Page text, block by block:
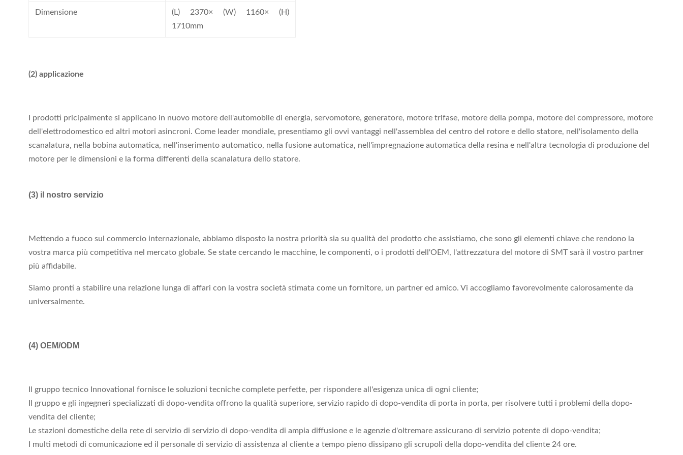
Dimensione
(L) 2370× (W) 1160× (H)
1710mm
(2) applicazione
I prodotti pricipalmente si applicano in nuovo motore dell'automobile di energia, servomotore, generatore, motore trifase, motore della pompa, motore del compressore, motore
dell'elettrodomestico ed altri motori asincroni. Come leader mondiale, presentiamo gli ovvi vantaggi nell'assemblea del centro del rotore e dello statore, nell'isolamento della
scanalatura, nella bobina automatica, nell'inserimento automatico, nella fusione automatica, nell'impregnazione automatica della resina e nell'altra tecnologia di produzione del
motore per le dimensioni e la forma differenti della scanalatura dello statore.
(3) il nostro servizio
Mettendo a fuoco sul commercio internazionale, abbiamo disposto la nostra priorità sia su qualità del prodotto che assistiamo, che sono gli elementi chiave che rendono la
vostra marca più competitiva nel mercato globale. Se state cercando le macchine, le componenti, o i prodotti dell'OEM, l'attrezzatura del motore di SMT sarà il vostro partner
più affidabile.
Siamo pronti a stabilire una relazione lunga di affari con la vostra società stimata come un fornitore, un partner ed amico. Vi accogliamo favorevolmente calorosamente da
universalmente.
(4) OEM/ODM
Il gruppo tecnico Innovational fornisce le soluzioni tecniche complete perfette, per rispondere all'esigenza unica di ogni cliente;
Il gruppo e gli ingegneri specializzati di dopo-vendita offrono la qualità superiore, servizio rapido di dopo-vendita di porta in porta, per risolvere tutti i problemi della dopo-
vendita del cliente;
Le stazioni domestiche della rete di servizio di servizio di dopo-vendita di ampia diffusione e le agenzie d'oltremare assicurano di servizio potente di dopo-vendita;
I multi metodi di comunicazione ed il personale di servizio di assistenza al cliente a tempo pieno dissipano gli scrupoli della dopo-vendita del cliente 24 ore.